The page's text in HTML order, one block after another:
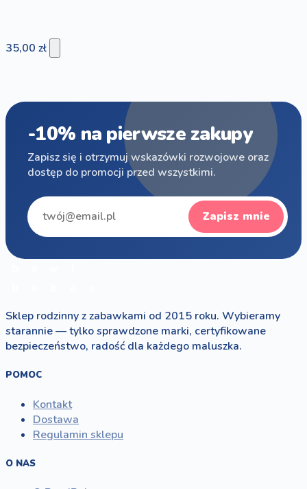
35,00 zł
-10% na pierwsze zakupy
Zapisz się i otrzymuj wskazówki rozwojowe oraz
dostęp do promocji przed wszystkimi.
Zapisz mnie
Sklep rodzinny z zabawkami od 2015 roku. Wybieramy
starannie — tylko sprawdzone marki, certyfikowane
bezpieczeństwo, radość dla każdego maluszka.
POMOC
Kontakt
Dostawa
Regulamin sklepu
O NAS